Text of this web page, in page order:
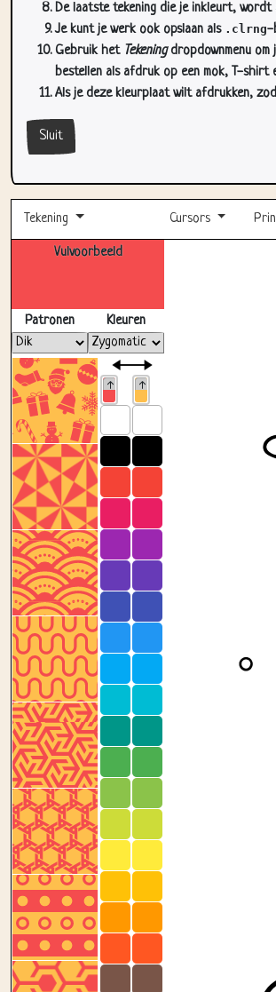
De laatste tekening die je inkleurt, wordt
Je kunt je werk ook opslaan als .clrng-
Gebruik het Tekeningdropdownmenu om
bestellen als afdruk op een mok, T-shirt
Als je deze kleurplaat wilt afdrukken,
Sluit
Tekening Cursors
Vulvoorbeeld
Patronen Kleuren